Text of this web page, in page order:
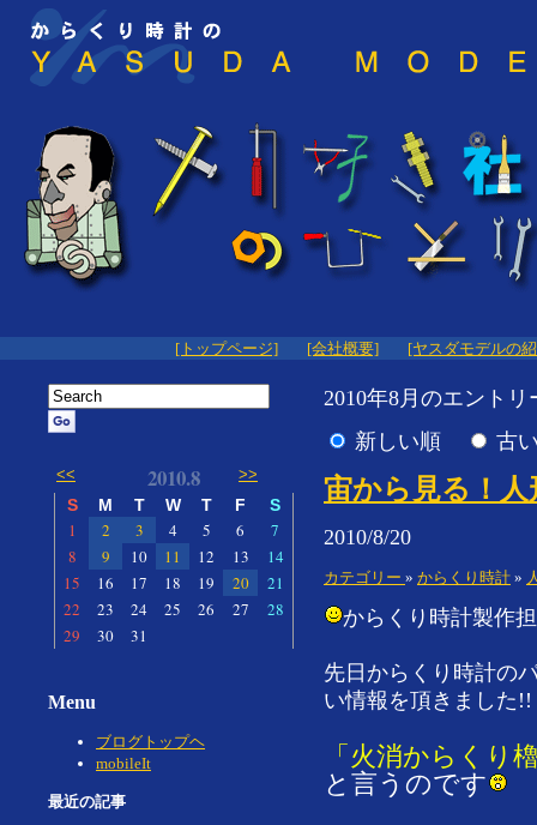
[トップページ] [会社概要] [ヤスダモデルの
2010年8月のエント
新しい順
古
宙から見る！
2010/8/20
カテゴリー » からくり時計 »
からくり時計製作
先日からくり時計の
い情報を頂きました!!
「火消からくり
と言うのです
<< 2010.8 >>
S M T W T F S
1 2 3 4 5 6
7
8
9 10 11 12 13
14
15
16 17 18 19 20
21
22
23 24 25 26 27
28
29
30 31
Menu
ブログトップヘ
mobileIt
最近の記事